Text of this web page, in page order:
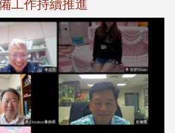
工作持續推進